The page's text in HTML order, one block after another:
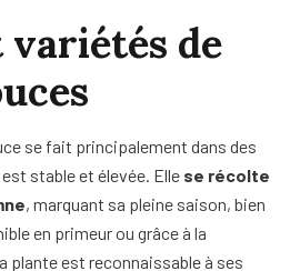
de
se fait principalement dans des
stable et élevée. Elle se récolte
, marquant sa pleine saison, bien
en primeur ou grâce à la
plante est reconnaissable à ses